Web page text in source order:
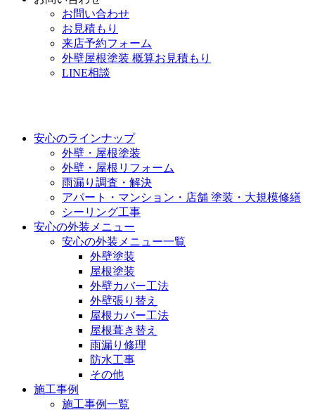
お問い合わせ
お見積もり
来店予約フォーム
外壁屋根塗装 概算お見積もり
LINE相談
安心のラインナップ
外壁・屋根塗装
外壁・屋根リフォーム
雨漏り調査・解決
アパート・マンション・店舗 塗装・大規模修繕
シーリング工事
安心の外装メニュー
安心の外装メニュー一覧
外壁塗装
屋根塗装
外壁カバー工法
外壁張り替え
屋根カバー工法
屋根葺き替え
雨漏り修理
防水工事
その他
施工事例
施工事例一覧